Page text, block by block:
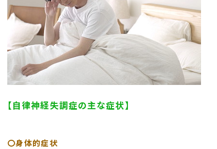
【自律神経失調症の主な症状】
〇身体的症状